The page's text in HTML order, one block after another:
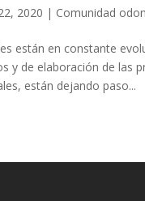
2020 | Comunidad
están en constante
y de elaboración de las
están dejando paso...